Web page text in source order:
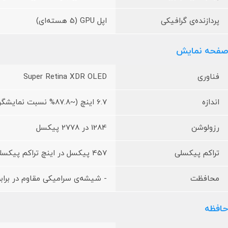
پردازنده‌ی گرافیکی اپل GPU (5 هسته‌ای)
صفحه نمایش
فناوری Super Retina XDR OLED
اندازه 6.7 اینچ (~87.8% نسبت نمایشگر به بدنه)
رزولوشن 1284 در 2778 پیکسل
تراکم پیکسلی 457 پیکسل در اینچ تراکم پیکسلی
محافظت - شیشه‌ی سرامیکی مقاوم در
حافظه